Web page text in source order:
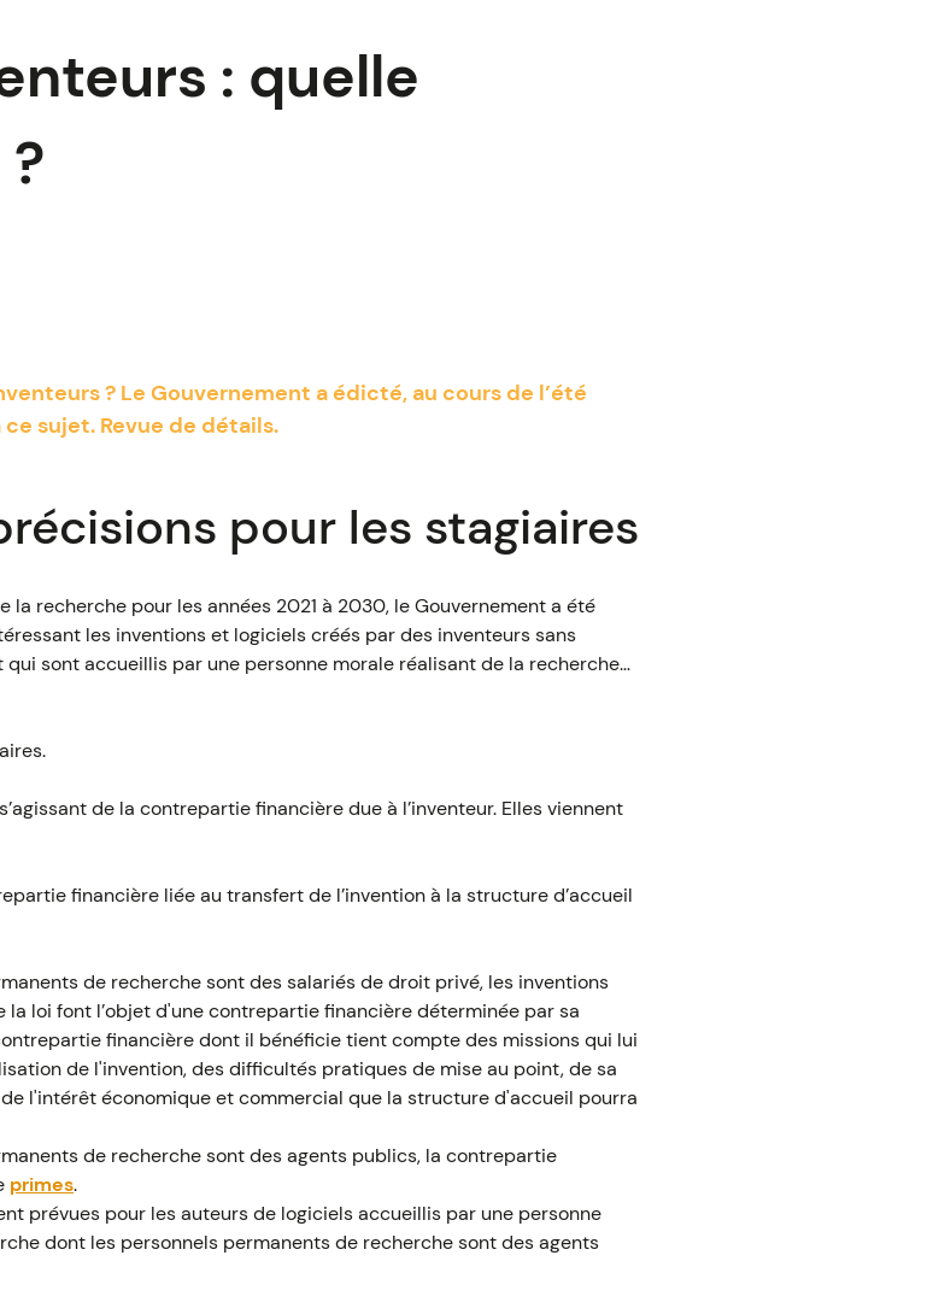
: quelle
? Le Gouvernement a édicté, au cours de l’été
sujet. Revue de détails.
pour les stagiaires
recherche pour les années 2021 à 2030, le Gouvernement a été
les inventions et logiciels créés par des inventeurs sans
sont accueillis par une personne morale réalisant de la recherche…
de la contrepartie financière due à l’inventeur. Elles viennent
financière liée au transfert de l’invention à la structure d’accueil
de recherche sont des salariés de droit privé, les inventions
loi font l’objet d'une contrepartie financière déterminée par sa
financière dont il bénéficie tient compte des missions qui lui
de l'invention, des difficultés pratiques de mise au point, de sa
l'intérêt économique et commercial que la structure d'accueil pourra
de recherche sont des agents publics, la contrepartie
primes.
prévues pour les auteurs de logiciels accueillis par une personne
dont les personnels permanents de recherche sont des agents